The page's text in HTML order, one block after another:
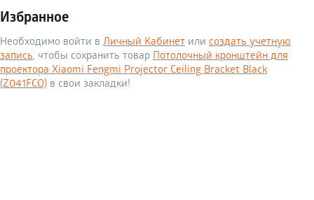
Избранное
Необходимо войти в Личный Кабинет или создать учетную
запись, чтобы сохранить товар Потолочный кронштейн для
проектора Xiaomi Fengmi Projector Ceiling Bracket Black
(Z041FCO) в свои закладки!